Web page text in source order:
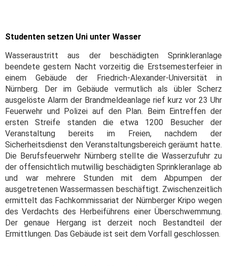
Studenten setzen Uni unter Wasser
Wasseraustritt aus der beschädigten Sprinkleranlage
beendete gestern Nacht vorzeitig die Erstsemesterfeier in
einem Gebäude der Friedrich-Alexander-Universität in
Nürnberg. Der im Gebäude vermutlich als übler Scherz
ausgelöste Alarm der Brandmeldeanlage rief kurz vor 23 Uhr
Feuerwehr und Polizei auf den Plan. Beim Eintreffen der
ersten Streife standen die etwa 1200 Besucher der
Veranstaltung bereits im Freien, nachdem der
Sicherheitsdienst den Veranstaltungsbereich geräumt hatte.
Die Berufsfeuerwehr Nürnberg stellte die Wasserzufuhr zu
der offensichtlich mutwillig beschädigten Sprinkleranlage ab
und war mehrere Stunden mit dem Abpumpen der
ausgetretenen Wassermassen beschäftigt. Zwischenzeitlich
ermittelt das Fachkommissariat der Nürnberger Kripo wegen
des Verdachts des Herbeiführens einer Überschwemmung.
Der genaue Hergang ist derzeit noch Bestandteil der
Ermittlungen. Das Gebäude ist seit dem Vorfall geschlossen.